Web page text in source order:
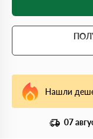
Нашли
07